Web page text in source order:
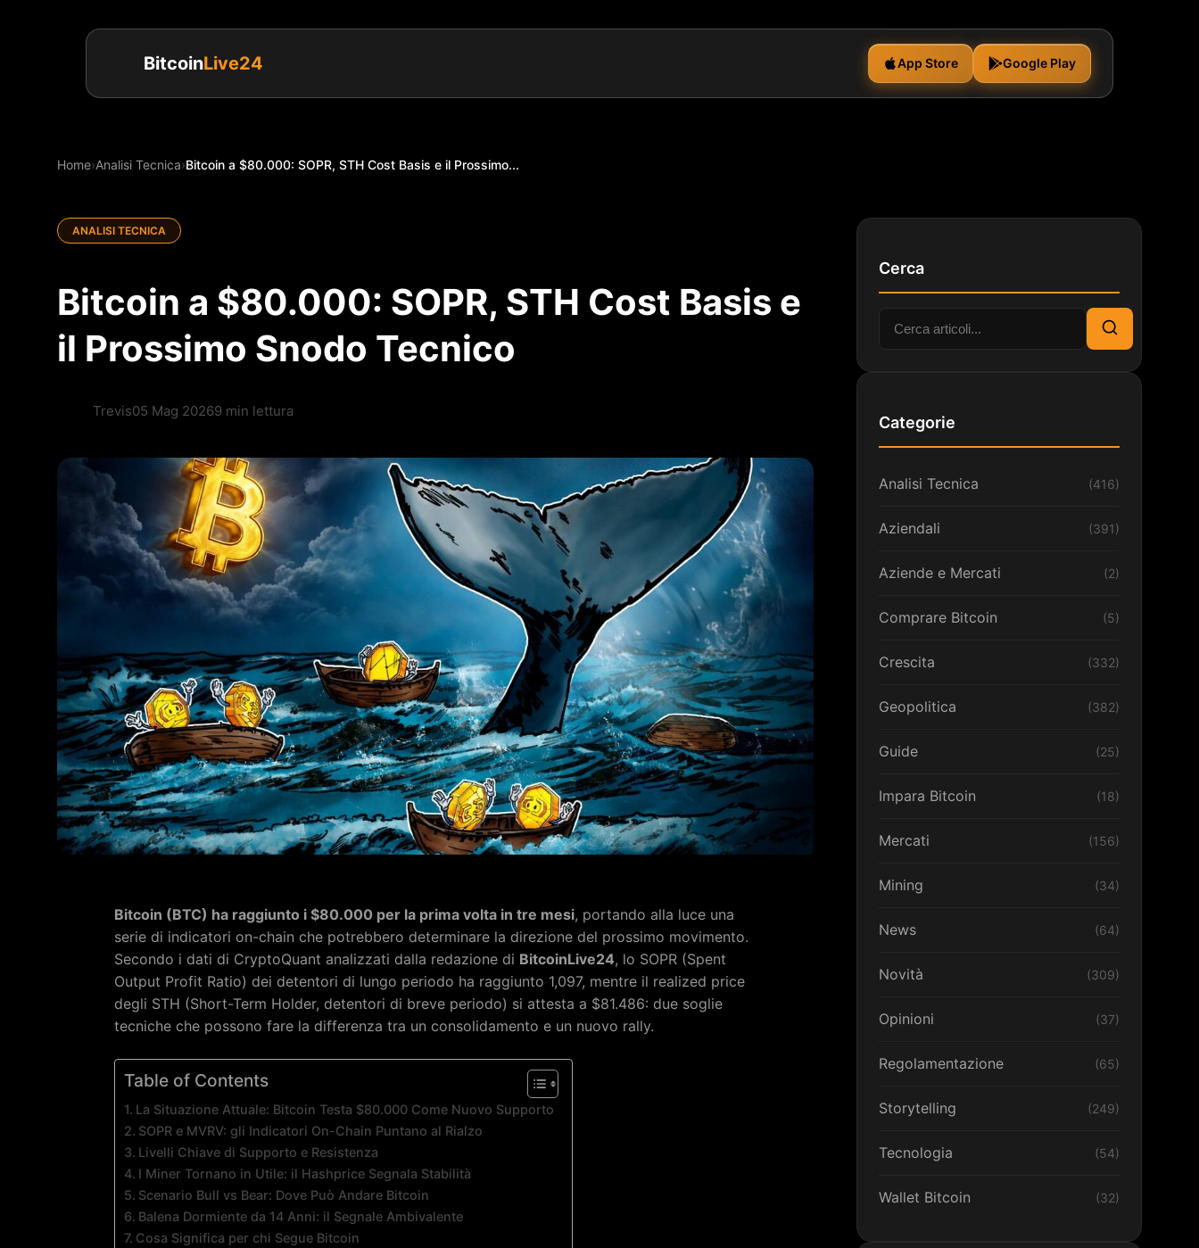
BitcoinLive24 App Store Google Play
Home›Analisi Tecnica›Bitcoin a $80.000: SOPR, STH Cost Basis e il Prossimo...
ANALISI TECNICA
Bitcoin a $80.000: SOPR, STH Cost Basis e
il Prossimo Snodo Tecnico
Trevis05 Mag 20269 min lettura
Bitcoin (BTC) ha raggiunto i $80.000 per la prima volta in tre mesi, portando alla luce una
serie di indicatori on-chain che potrebbero determinare la direzione del prossimo movimento.
Secondo i dati di CryptoQuant analizzati dalla redazione di BitcoinLive24, lo SOPR (Spent
Output Profit Ratio) dei detentori di lungo periodo ha raggiunto 1,097, mentre il realized price
degli STH (Short-Term Holder, detentori di breve periodo) si attesta a $81.486: due soglie
tecniche che possono fare la differenza tra un consolidamento e un nuovo rally.
Table of Contents
La Situazione Attuale: Bitcoin Testa $80.000 Come Nuovo Supporto
SOPR e MVRV: gli Indicatori On-Chain Puntano al Rialzo
Livelli Chiave di Supporto e Resistenza
I Miner Tornano in Utile: il Hashprice Segnala Stabilità
Scenario Bull vs Bear: Dove Può Andare Bitcoin
Balena Dormiente da 14 Anni: il Segnale Ambivalente
Cosa Significa per chi Segue Bitcoin
Cerca
Cerca:
Cerca
Categorie
Analisi Tecnica (416)
Aziendali (391)
Aziende e Mercati (2)
Comprare Bitcoin (5)
Crescita (332)
Geopolitica (382)
Guide (25)
Impara Bitcoin (18)
Mercati (156)
Mining (34)
News (64)
Novità (309)
Opinioni (37)
Regolamentazione (65)
Storytelling (249)
Tecnologia (54)
Wallet Bitcoin (32)